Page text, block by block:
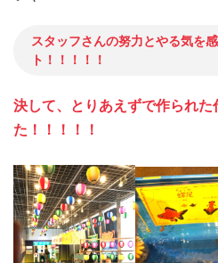
スタッフさんの努力とやる気を
ト！！！！！
決して、とりあえずで作られ
た！！！！！